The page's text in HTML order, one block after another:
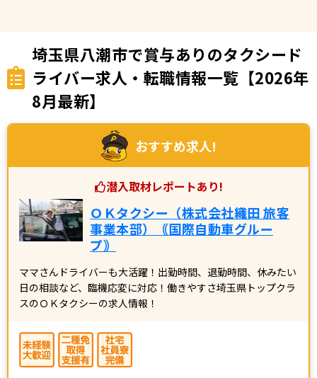
埼玉県八潮市で賞与ありのタクシード
ライバー求人・転職情報一覧【2026年
8月最新】
おすすめ求人!
潜入取材レポートあり!
ＯＫタクシー（株式会社織田 旅客
事業本部）｟国際自動車グルー
プ｠
ママさんドライバーも大活躍！出勤時間、退勤時間、休みたい
日の相談など、臨機応変に対応！働きやすさ埼玉県トップクラ
スのＯＫタクシーの求人情報！